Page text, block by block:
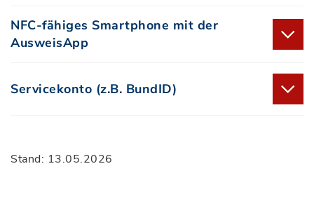
NFC-fähiges Smartphone mit der
AusweisApp
Servicekonto (z.B. BundID)
Stand: 13.05.2026